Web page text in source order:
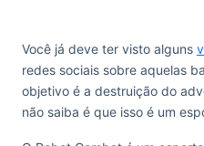
Você já deve ter visto alguns
redes sociais sobre aquelas
objetivo é a destruição do
não saiba é que isso é um